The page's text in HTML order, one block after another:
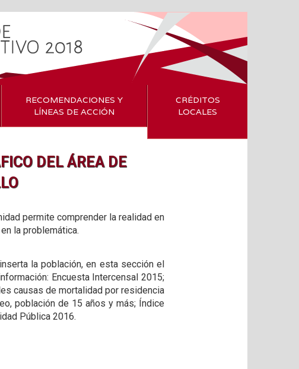
RECOMENDACIONES Y
LÍNEAS DE ACCIÓN
CRÉDITOS
LOCALES
DEL ÁREA DE
permite comprender la realidad en
la problemática.
la población, en esta sección el
Encuesta Intercensal 2015;
causas de mortalidad por residencia
población de 15 años y más; Índice
Pública 2016.